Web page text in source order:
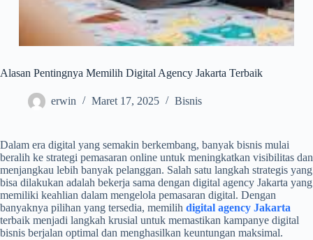
Alasan Pentingnya Memilih Digital Agency Jakarta Terbaik
erwin Maret 17, 2025 Bisnis
Dalam era digital yang semakin berkembang, banyak bisnis mulai
beralih ke strategi pemasaran online untuk meningkatkan visibilitas dan
menjangkau lebih banyak pelanggan. Salah satu langkah strategis yang
bisa dilakukan adalah bekerja sama dengan digital agency Jakarta yang
memiliki keahlian dalam mengelola pemasaran digital. Dengan
banyaknya pilihan yang tersedia, memilih digital agency Jakarta
terbaik menjadi langkah krusial untuk memastikan kampanye digital
bisnis berjalan optimal dan menghasilkan keuntungan maksimal.